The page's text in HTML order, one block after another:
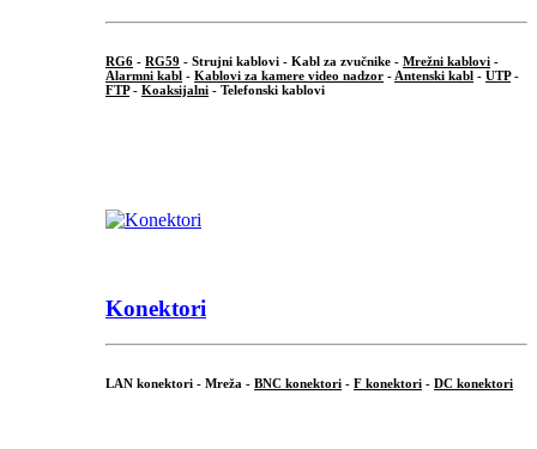
RG6 - RG59 - Strujni kablovi - Kabl za zvučnike - Mrežni kablovi -
Alarmni kabl - Kablovi za kamere video nadzor - Antenski kabl - UTP-
FTP- Koaksijalni - Telefonski kablovi
Konektori
LAN konektori - Mreža - BNC konektori - F konektori - DC konektori